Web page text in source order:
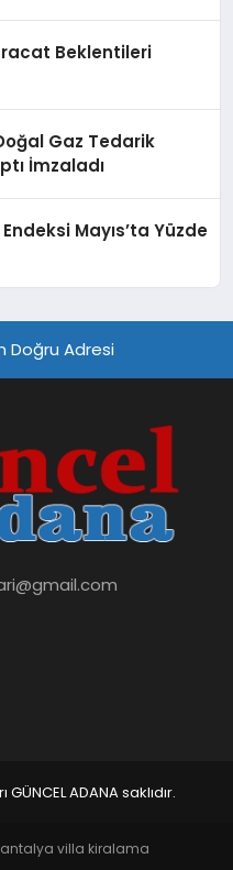
Beklentileri
Gaz Tedarik
İmzaladı
Mayıs’ta Yüzde
Doğru Adresi
ADANA saklıdır.
antalya villa kiralama